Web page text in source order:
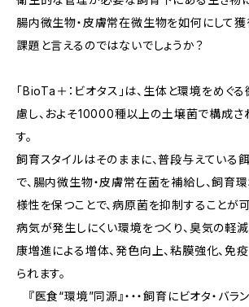
腸内微生物・皮膚常在微生物を如何にして獲
課題と言えるのではないでしょうか？
「BioTa＋：ビオタス」は、生体と環境をめぐ
慮し、およそ10000種以上の土壌菌で構成
す。
飼育スタイルはそのままに、普段与えている
で、腸内微生物・皮膚常在菌を補給し、飼育
様性を保つことで、病原菌を抑制することが可
病気が発生しにくい環境をつくり、臭気の軽
康増進による増体、発色向上、粘膜強化、免
られます。
『医食“環境”同源』・・・飼育にビオタ・バ